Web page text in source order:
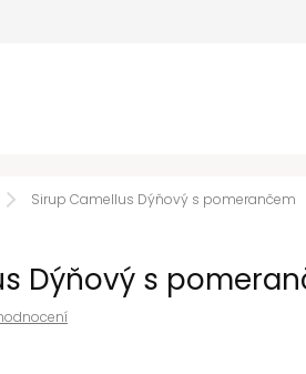
Sirup Camellus Dýňový s pomerančem
Dýňový s